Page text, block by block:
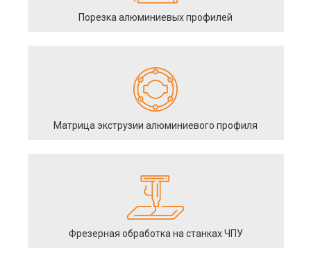
Порезка алюминиевых профилей
Матрица экструзии алюминиевого профиля
Фрезерная обработка на станках ЧПУ